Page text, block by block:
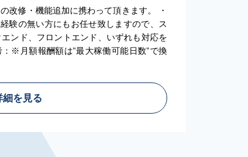
改修・機能追加に携わって頂きます。 ・
験の無い方にもお任せ致しますので、ス
ンド、フロントエンド、いずれも対応を
※月額報酬額は”最大稼働可能日数”で換
細を見る